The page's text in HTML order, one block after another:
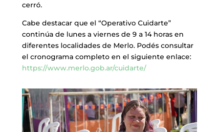
cerró.
Cabe destacar que el “Operativo Cuidarte”
continúa de lunes a viernes de 9 a 14 horas en
diferentes localidades de Merlo. Podés consultar
el cronograma completo en el siguiente enlace:
https://www.merlo.gob.ar/cuidarte/